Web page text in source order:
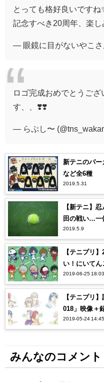
とっても格好良いですね
記念すべき20周年、楽し
— 眼鏡に目がないやこさ
ロゴ完成おめでとうご
す、、❣️❣️
— らぷし〜
新テニのパー
など全6種
2019.5.31
【新テニ】
田の戦い…一
様】
2019.5.9
【テニプリ
い！にいてん
王子様】
2019-06-25
【テニプリ
018」映像＋
組仕様で発売
2019-05-24
みんなのコメント